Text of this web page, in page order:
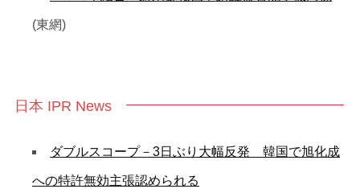
(東網)
日本 IPR News
ダブルスコープ－3日ぶり大幅反発 韓国で旭化成
への特許無効主張認められる